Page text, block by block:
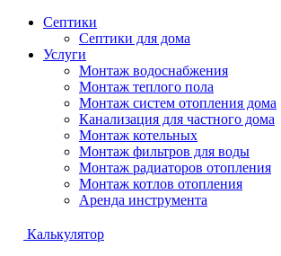
Септики
Септики для дома
Услуги
Монтаж водоснабжения
Монтаж теплого пола
Монтаж систем отопления дома
Канализация для частного дома
Монтаж котельных
Монтаж фильтров для воды
Монтаж радиаторов отопления
Монтаж котлов отопления
Аренда инструмента
Калькулятор